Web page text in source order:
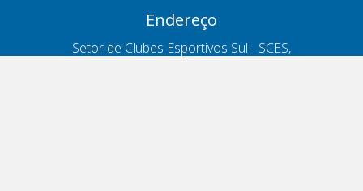
Endereço
Setor de Clubes Esportivos Sul - SCES,